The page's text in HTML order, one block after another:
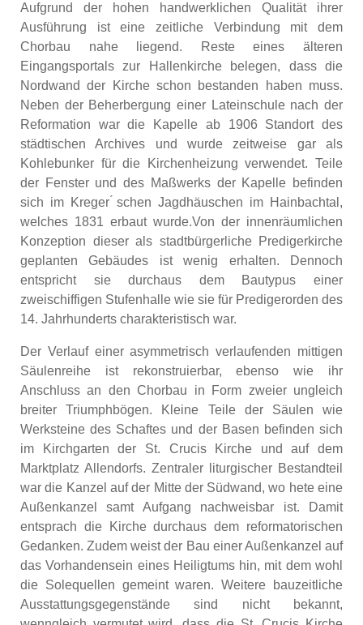
Aufgrund der hohen handwerklichen Qualität ihrer
Ausführung ist eine zeitliche Verbindung mit dem
Chorbau nahe liegend. Reste eines älteren
Eingangsportals zur Hallenkirche belegen, dass die
Nordwand der Kirche schon bestanden haben muss.
Neben der Beherbergung einer Lateinschule nach der
Reformation war die Kapelle ab 1906 Standort des
städtischen Archives und wurde zeitweise gar als
Kohlebunker für die Kirchenheizung verwendet. Teile
der Fenster und des Maßwerks der Kapelle befinden
sich im Kreger ́schen Jagdhäuschen im Hainbachtal,
welches 1831 erbaut wurde.Von der innenräumlichen
Konzeption dieser als stadtbürgerliche Predigerkirche
geplanten Gebäudes ist wenig erhalten. Dennoch
entspricht sie durchaus dem Bautypus einer
zweischiffigen Stufenhalle wie sie für Predigerorden des
14. Jahrhunderts charakteristisch war.
Der Verlauf einer asymmetrisch verlaufenden mittigen
Säulenreihe ist rekonstruierbar, ebenso wie ihr
Anschluss an den Chorbau in Form zweier ungleich
breiter Triumphbögen. Kleine Teile der Säulen wie
Werksteine des Schaftes und der Basen befinden sich
im Kirchgarten der St. Crucis Kirche und auf dem
Marktplatz Allendorfs. Zentraler liturgischer Bestandteil
war die Kanzel auf der Mitte der Südwand, wo hete eine
Außenkanzel samt Aufgang nachweisbar ist. Damit
entsprach die Kirche durchaus dem reformatorischen
Gedanken. Zudem weist der Bau einer Außenkanzel auf
das Vorhandensein eines Heiligtums hin, mit dem wohl
die Solequellen gemeint waren. Weitere bauzeitliche
Ausstattungsgegenstände sind nicht bekannt,